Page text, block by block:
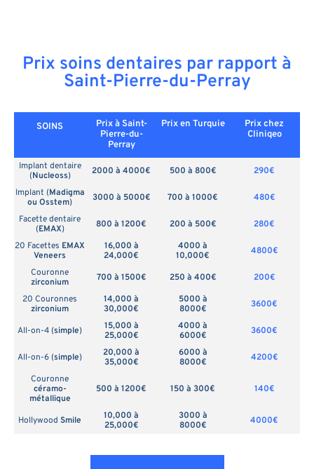
Prix soins dentaires par rapport à
Saint-Pierre-du-Perray
SOINS
Prix à Saint-
Pierre-du-
Perray
Prix en Turquie
Prix chez
Cliniqeo
Implant dentaire
(Nucleoss) 2000 à 4000€ 500 à 800€
290€
Implant (Madigma
ou Osstem) 3000 à 5000€ 700 à 1000€
480€
Facette dentaire
(EMAX) 800 à 1200€ 200 à 500€
280€
20 Facettes EMAX
Veneers
16,000 à
24,000€
4000 à
10,000€
4800€
Couronne
zirconium
700 à 1500€ 250 à 400€
200€
20 Couronnes
zirconium
14,000 à
30,000€
5000 à
8000€
3600€
All-on-4 (simple)
15,000 à
25,000€
4000 à
6000€
3600€
All-on-6 (simple)
20,000 à
35,000€
6000 à
8000€
4200€
Couronne
céramo-
métallique
500 à 1200€ 150 à 300€ 140€
Hollywood Smile
10,000 à
25,000€
3000 à
8000€
4000€